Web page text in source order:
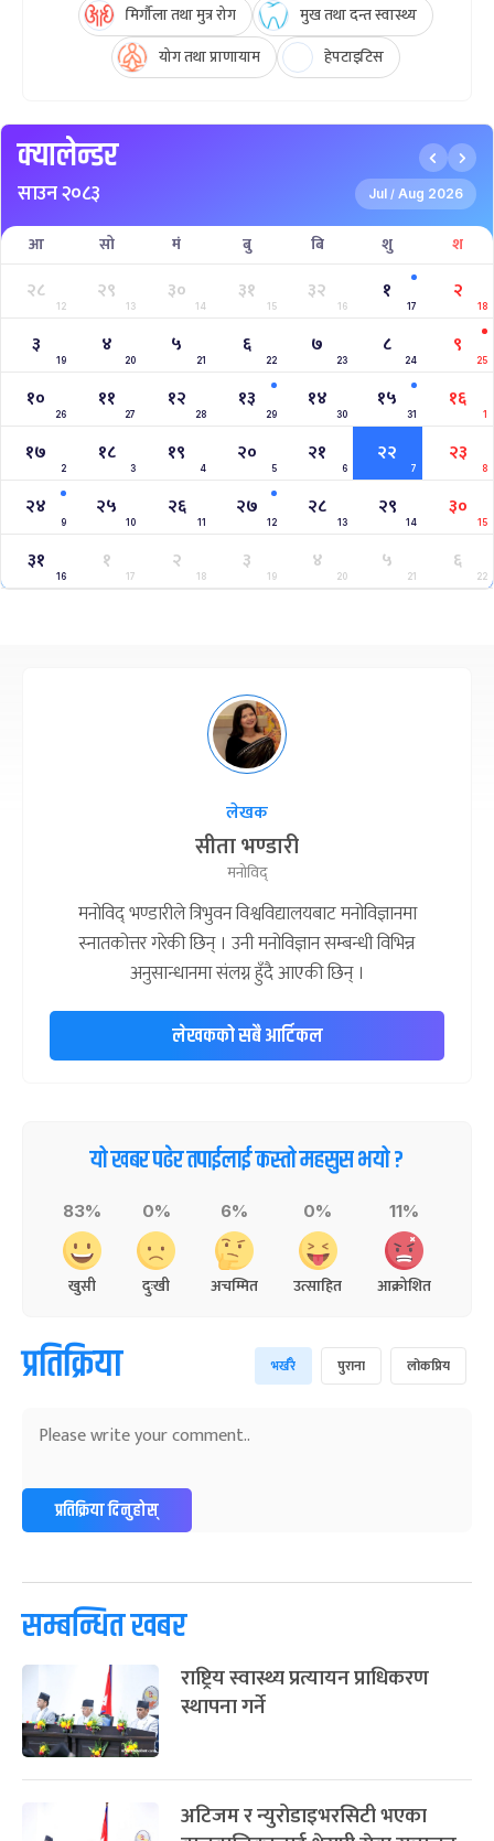
मिर्गौला तथा मुत्र रोग
मुख तथा दन्त स्वास्थ्य
योग तथा प्राणायाम
हेपटाइटिस
क्यालेन्डर
साउन २०८३ Jul / Aug 2026
आ सो मं बु बि शु श
२८
12
२९
13
३०
14
३१
15
३२
16
१
17
२
18
३
19
४
20
५
21
६
22
७
23
८
24
९
25
१०
26
११
27
१२
28
१३
29
१४
30
१५
31
१६
1
१७
2
१८
3
१९
4
२०
5
२१
6
२२
7
२३
8
२४
9
२५
10
२६
11
२७
12
२८
13
२९
14
३०
15
३१
16
१
17
२
18
३
19
४
20
५
21
६
22
लेखक
सीता भण्डारी
मनोविद्
मनोविद् भण्डारीले त्रिभुवन विश्वविद्यालयबाट मनोविज्ञानमा
स्नातकोत्तर गरेकी छिन् । उनी मनोविज्ञान सम्बन्धी विभिन्न
अनुसान्धानमा संलग्न हुँदै आएकी छिन् ।
लेखकको सबै आर्टिकल
यो खबर पढेर तपाईलाई कस्तो महसुस भयो ?
83%
खुसी
0%
दुःखी
6%
अचम्मित
0%
उत्साहित
11%
आक्रोशित
प्रतिक्रिया भर्खरै पुराना लोकप्रिय
प्रतिक्रिया दिनुहोस्
सम्बन्धित खबर
राष्ट्रिय स्वास्थ्य प्रत्यायन प्राधिकरण
स्थापना गर्ने
अटिजम र न्युरोडाइभरसिटी भएका